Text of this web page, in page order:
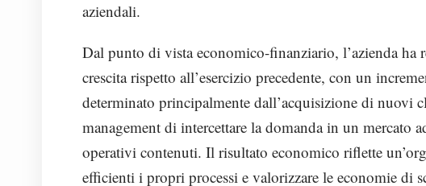
aziendali.
Dal punto di vista economico-finanziario, l’azienda
crescita rispetto all’esercizio precedente, con un
determinato principalmente dall’acquisizione di nuovi
management di intercettare la domanda in un mercato
operativi contenuti. Il risultato economico riflette
efficienti i propri processi e valorizzare le economie di